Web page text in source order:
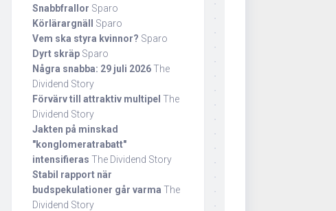
Snabbfrallor Sparo
Körlärargnäll Sparo
Vem ska styra kvinnor? Sparo
Dyrt skräp Sparo
Några snabba: 29 juli 2026The
Dividend Story
Förvärv till attraktiv multipel The
Dividend Story
Jakten på minskad
"konglomeratrabatt"
intensifieras The Dividend Story
Stabil rapport när
budspekulationer går varma The
Dividend Story